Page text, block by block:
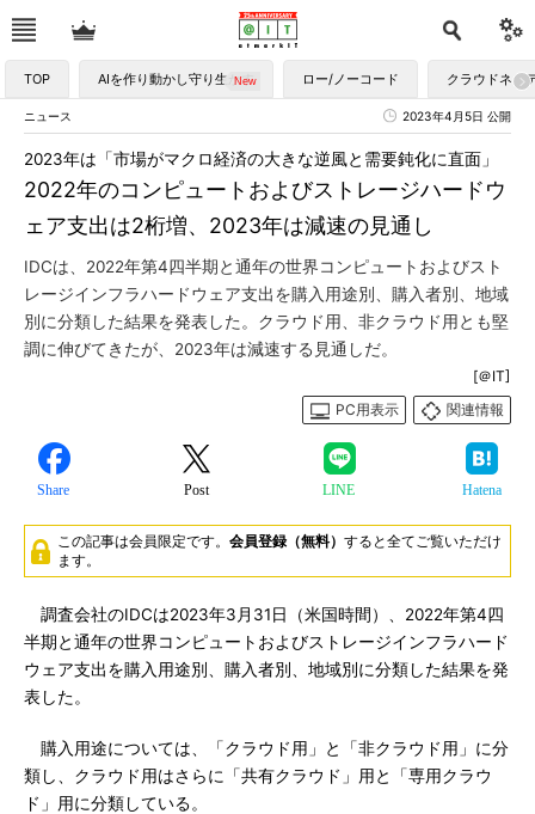
TOP AIを作り動かし守り生かす ロー/ノーコード クラウドネイ
ニュース 2023年4月5日 公開
2022年のコンピュートおよびストレージハードウ
ェア支出は2桁増、2023年は減速の見通し
2023年は「市場がマクロ経済の大きな逆風と需要鈍化に直面」
IDCは、2022年第4四半期と通年の世界コンピュートおよびスト
レージインフラハードウェア支出を購入用途別、購入者別、地域
別に分類した結果を発表した。クラウド用、非クラウド用とも堅
調に伸びてきたが、2023年は減速する見通しだ。
[＠IT]
PC用表示
関連情報
Share Post LINE Hatena
この記事は会員限定です。 会員登録（無料） すると全てご覧いただけ
ます。
調査会社のIDCは2023年3月31日（米国時間）、2022年第4四
半期と通年の世界コンピュートおよびストレージインフラハード
ウェア支出を購入用途別、購入者別、地域別に分類した結果を発
表した。
購入用途については、「クラウド用」と「非クラウド用」に分
類し、クラウド用はさらに「共有クラウド」用と「専用クラウ
ド」用に分類している。